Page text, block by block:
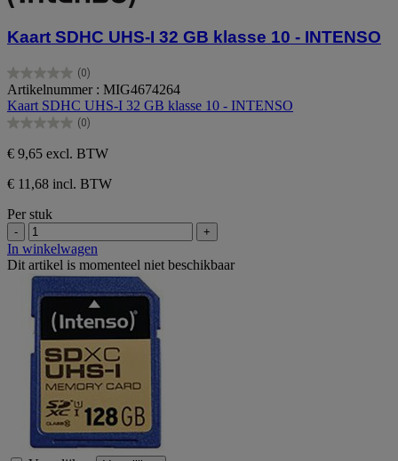
Kaart SDHC UHS-I 32 GB klasse 10 - INTENSO
(0)
0.0
van
de
5
Artikelnummer : MIG4674264
Kaart SDHC UHS-I 32 GB klasse 10 - INTENSO
(0)
0.0
van
de
5
sterren.
€ 9,65 excl. BTW
€ 11,68 incl. BTW
Per stuk
- +
In winkelwagen
Dit artikel is momenteel niet beschikbaar